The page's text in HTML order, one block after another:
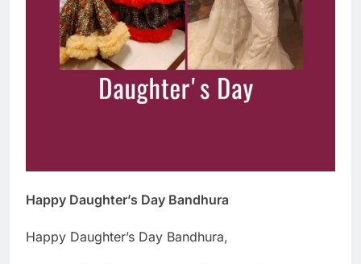
Happy Daughter’s Day Bandhura
Happy Daughter’s Day Bandhura,